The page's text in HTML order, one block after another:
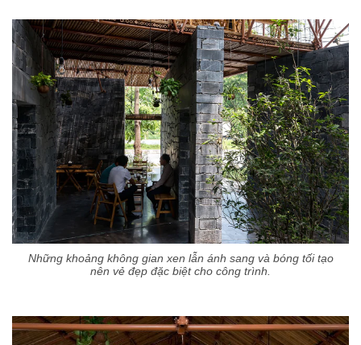
Những khoảng không gian xen lẫn ánh sang và bóng tối tạo
nên vẻ đẹp đặc biệt cho công trình.